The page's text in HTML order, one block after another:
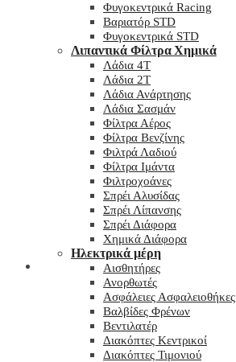
Φυγοκεντρικά Racing
Βαριατόρ STD
Φυγοκεντρικά STD
Λιπαντικά Φίλτρα Χημικά
Λάδια 4T
Λάδια 2T
Λάδια Ανάρτησης
Λάδια Σασμάν
Φίλτρα Αέρος
Φίλτρα Βενζίνης
Φιλτρά Λαδιού
Φίλτρα Ιμάντα
Φιλτροχοάνες
Σπρέι Αλυσίδας
Σπρέι Λίπανσης
Σπρέι Διάφορα
Χημικά Διάφορα
Hλεκτρικά μέρη
Αισθητήρες
Ανορθωτές
Ασφάλειες Ασφαλειοθήκες
Βαλβίδες Φρένων
Βεντιλατέρ
Διακόπτες Κεντρικοί
Διακόπτες Τιμονιού